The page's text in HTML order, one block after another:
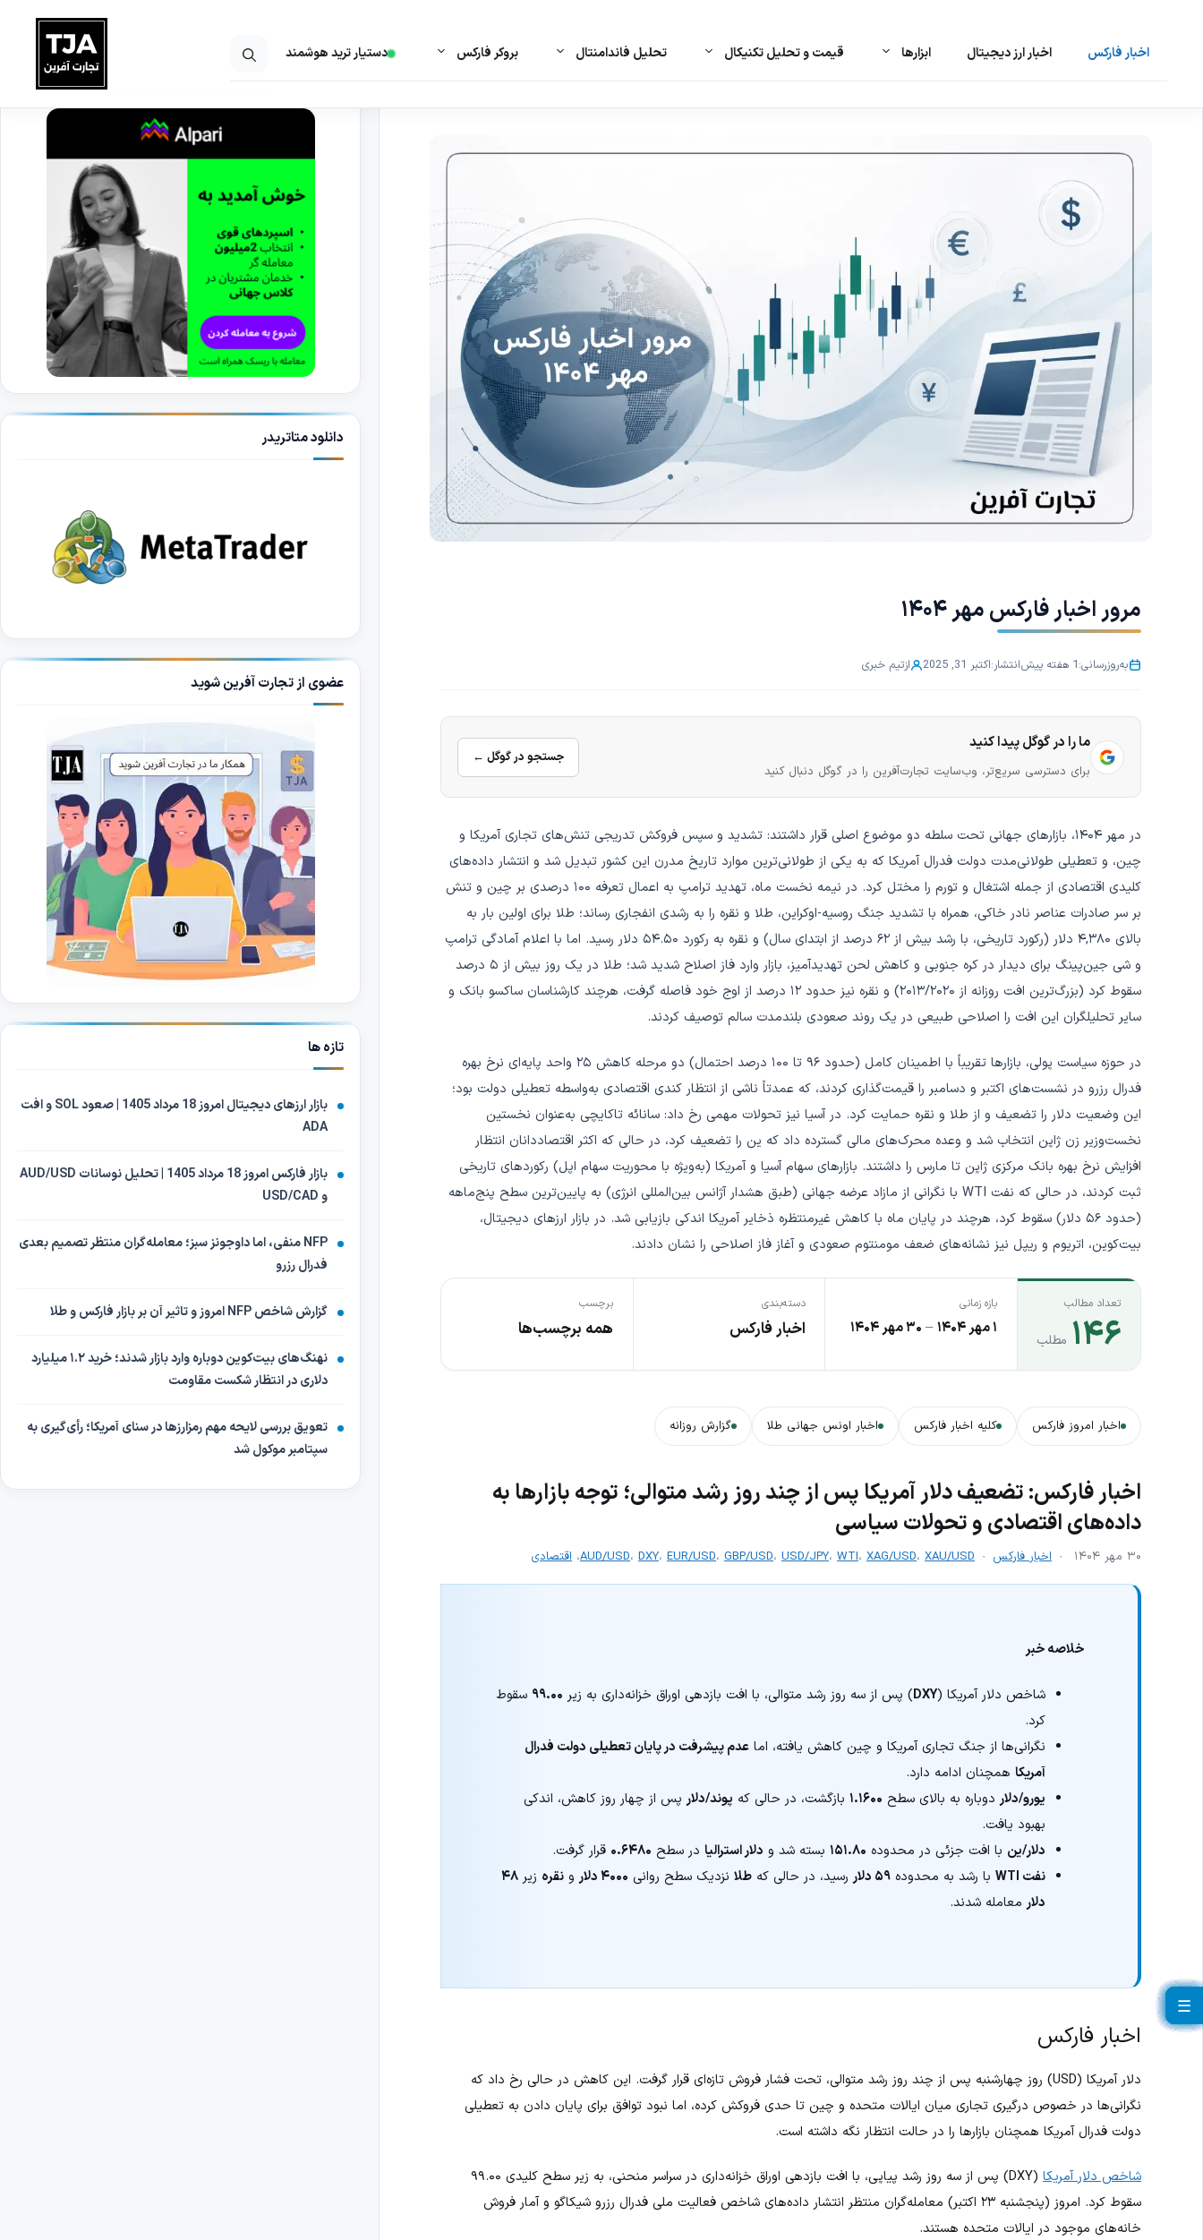
اخبار فارکس اخبار ارز دیجیتال ابزارها قیمت و تحلیل تکنیکال تحلیل فاندامنتال بروکر فارکس دستیار ترید هوشمند
مرور اخبار فارکس مهر ۱۴۰۴
به‌روزرسانی:1 هفته پیش انتشار:اکتبر 31, 2025 ازتیم خبری
ما را در گوگل پیدا کنید
برای دسترسی سریع‌تر، وب‌سایت تجارت‌آفرین را در گوگل دنبال کنید
جستجو در گوگل ←
در مهر ۱۴۰۴، بازارهای جهانی تحت سلطه دو موضوع اصلی قرار داشتند: تشدید و سپس فروکش تدریجی تنش‌های تجاری آمریکا و
چین، و تعطیلی طولانی‌مدت دولت فدرال آمریکا که به یکی از طولانی‌ترین موارد تاریخ مدرن این کشور تبدیل شد و انتشار داده‌های
کلیدی اقتصادی از جمله اشتغال و تورم را مختل کرد. در نیمه نخست ماه، تهدید ترامپ به اعمال تعرفه ۱۰۰ درصدی بر چین و تنش
بر سر صادرات عناصر نادر خاکی، همراه با تشدید جنگ روسیه-اوکراین، طلا و نقره را به رشدی انفجاری رساند؛ طلا برای اولین بار به
بالای ۴,۳۸۰ دلار (رکورد تاریخی، با رشد بیش از ۶۲ درصد از ابتدای سال) و نقره به رکورد ۵۴.۵۰ دلار رسید. اما با اعلام آمادگی ترامپ
و شی جین‌پینگ برای دیدار در کره جنوبی و کاهش لحن تهدیدآمیز، بازار وارد فاز اصلاح شدید شد؛ طلا در یک روز بیش از ۵ درصد
سقوط کرد (بزرگ‌ترین افت روزانه از ۲۰۱۳/۲۰۲۰) و نقره نیز حدود ۱۲ درصد از اوج خود فاصله گرفت، هرچند کارشناسان ساکسو بانک و
سایر تحلیلگران این افت را اصلاحی طبیعی در یک روند صعودی بلندمدت سالم توصیف کردند.
در حوزه سیاست پولی، بازارها تقریباً با اطمینان کامل (حدود ۹۶ تا ۱۰۰ درصد احتمال) دو مرحله کاهش ۲۵ واحد پایه‌ای نرخ بهره
فدرال رزرو در نشست‌های اکتبر و دسامبر را قیمت‌گذاری کردند، که عمدتاً ناشی از انتظار کندی اقتصادی به‌واسطه تعطیلی دولت بود؛
این وضعیت دلار را تضعیف و از طلا و نقره حمایت کرد. در آسیا نیز تحولات مهمی رخ داد: سانائه تاکایچی به‌عنوان نخستین
نخست‌وزیر زن ژاپن انتخاب شد و وعده محرک‌های مالی گسترده داد که ین را تضعیف کرد، در حالی که اکثر اقتصاددانان انتظار
افزایش نرخ بهره بانک مرکزی ژاپن تا مارس را داشتند. بازارهای سهام آسیا و آمریکا (به‌ویژه با محوریت سهام اپل) رکوردهای تاریخی
ثبت کردند، در حالی که نفت WTI با نگرانی از مازاد عرضه جهانی (طبق هشدار آژانس بین‌المللی انرژی) به پایین‌ترین سطح پنج‌ماهه
(حدود ۵۶ دلار) سقوط کرد، هرچند در پایان ماه با کاهش غیرمنتظره ذخایر آمریکا اندکی بازیابی شد. در بازار ارزهای دیجیتال،
بیت‌کوین، اتریوم و ریپل نیز نشانه‌های ضعف مومنتوم صعودی و آغاز فاز اصلاحی را نشان دادند.
تعداد مطالب
۱۴۶ مطلب
بازه زمانی
۱ مهر ۱۴۰۴ – ۳۰ مهر ۱۴۰۴
دسته‌بندی
اخبار فارکس
برچسب
همه برچسب‌ها
اخبار امروز فارکس کلیه اخبار فارکس اخبار اونس جهانی طلا گزارش روزانه
اخبار فارکس: تضعیف دلار آمریکا پس از چند روز رشد متوالی؛ توجه بازارها به
داده‌های اقتصادی و تحولات سیاسی
۳۰ مهر ۱۴۰۴ اخبار فارکس AUD/USD، DXY، EUR/USD، GBP/USD، USD/JPY، WTI، XAG/USD، XAU/USD ، اقتصادی
خلاصه خبر
شاخص دلار آمریکا (DXY) پس از سه روز رشد متوالی، با افت بازدهی اوراق خزانه‌داری به زیر ۹۹.۰۰ سقوط
کرد.
نگرانی‌ها از جنگ تجاری آمریکا و چین کاهش یافته، اماعدم پیشرفت در پایان تعطیلی دولت فدرال
آمریکا همچنان ادامه دارد.
یورو/دلار دوباره به بالای سطح ۱.۱۶۰۰ بازگشت، در حالی که پوند/دلار پس از چهار روز کاهش، اندکی
بهبود یافت.
دلار/ین با افت جزئی در محدوده ۱۵۱.۸۰ بسته شد و دلار استرالیا در سطح ۰.۶۴۸۰ قرار گرفت.
نفت WTI
با رشد به محدوده۵۹ دلار رسید، در حالی کهطلا نزدیک سطح روانی ۴۰۰۰ دلار ونقره زیر۴۸
دلار معامله شدند.
اخبار فارکس
دلار آمریکا (USD) روز چهارشنبه پس از چند روز رشد متوالی، تحت فشار فروش تازه‌ای قرار گرفت. این کاهش در حالی رخ داد که
نگرانی‌ها در خصوص درگیری تجاری میان ایالات متحده و چین تا حدی فروکش کرده، اما نبود توافق برای پایان دادن به تعطیلی
دولت فدرال آمریکا همچنان بازارها را در حالت انتظار نگه داشته است.
شاخص دلار آمریکا
(DXY) پس از سه روز رشد پیاپی، با افت بازدهی اوراق خزانه‌داری در سراسر منحنی، به زیر سطح کلیدی ۹۹.۰۰
سقوط کرد. امروز (پنجشنبه ۲۳ اکتبر) معامله‌گران منتظر انتشار داده‌های شاخص فعالیت ملی فدرال رزرو شیکاگو و آمار فروش
خانه‌های موجود در ایالات متحده هستند.
☰
☰
☰
☰
☰
☰
☰
☰
☰
☰
☰
☰
☰
☰
☰
☰
☰
☰
☰
☰
دانلود متاتریدر
عضوی از تجارت آفرین شوید
تازه ها
بازار ارزهای دیجیتال امروز 18 مرداد 1405 | صعود SOL و افت
ADA
بازار فارکس امروز 18 مرداد 1405 | تحلیل نوسانات AUD/USD
و USD/CAD
NFP منفی، اما داوجونز سبز؛ معامله‌گران منتظر تصمیم بعدی
فدرال رزرو
گزارش شاخص NFP امروز و تاثیر آن بر بازار فارکس و طلا
نهنگ‌های بیت‌کوین دوباره وارد بازار شدند؛ خرید ۱.۲ میلیارد
دلاری در انتظار شکست مقاومت
تعویق بررسی لایحه مهم رمزارزها در سنای آمریکا؛ رأی‌گیری به
سپتامبر موکول شد